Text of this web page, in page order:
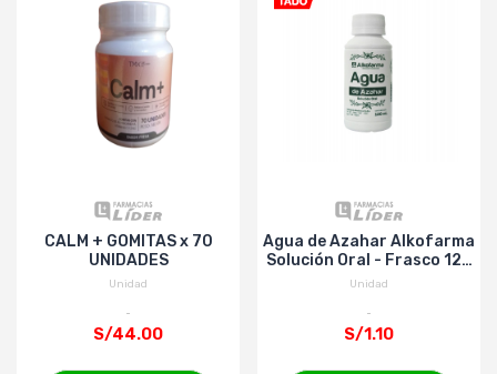
CALM + GOMITAS x 70
UNIDADES
Unidad
S/44.00
Agua de Azahar Alkofarma
Solución Oral - Frasco 120
ML
Unidad
S/1.10